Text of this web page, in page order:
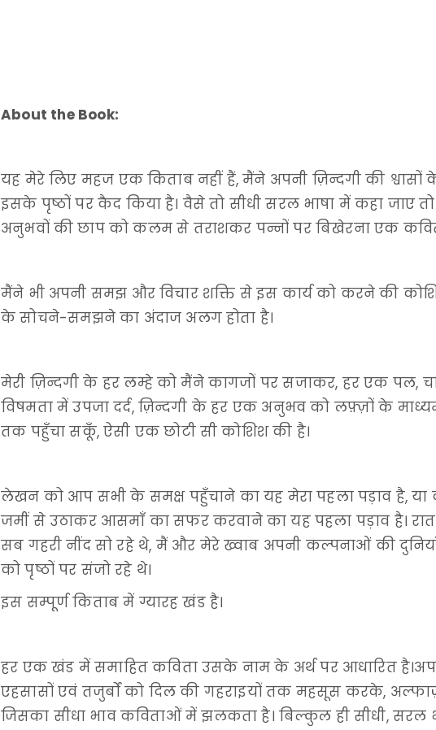
About the Book:
यह मेरे लिए महज एक किताब नहीं हैं, मैंने अपनी ज़िन्दगी की श्वासों
इसके पृष्ठों पर कैद किया है। वैसे तो सीधी सरल भाषा में कहा जाए
अनुभवों की छाप को कलम से तराशकर पन्नों पर बिखेरना एक
मैंने भी अपनी समझ और विचार शक्ति से इस कार्य को करने की
के सोचने-समझने का अंदाज अलग होता है।
मेरी ज़िन्दगी के हर लम्हे को मैंने कागजों पर सजाकर, हर एक पल,
विषमता में उपजा दर्द, ज़िन्दगी के हर एक अनुभव को लफ़्ज़ों के
तक पहुँचा सकूँ, ऐसी एक छोटी सी कोशिश की है।
लेखन को आप सभी के समक्ष पहुँचाने का यह मेरा पहला पड़ाव है, या
जमीं से उठाकर आसमाँ का सफर करवाने का यह पहला पड़ाव है।
सब गहरी नींद सो रहे थे, मैं और मेरे ख्वाब अपनी कल्पनाओं की
को पृष्ठों पर संजो रहे थे।
इस सम्पूर्ण किताब में ग्यारह खंड है।
हर एक खंड में समाहित कविता उसके नाम के अर्थ पर आधारित
एहसासों एवं तजुर्बों को दिल की गहराइयों तक महसूस करके,
जिसका सीधा भाव कविताओं में झलकता है। बिल्कुल ही सीधी, सरल